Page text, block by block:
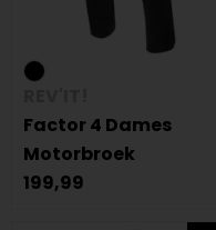
Factor 4 Dames
Motorbroek
199,99